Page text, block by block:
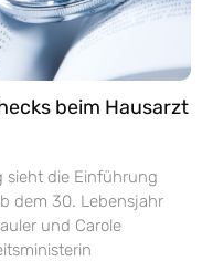
beim Hausarzt
sieht die Einführung
dem 30. Lebensjahr
und Carole